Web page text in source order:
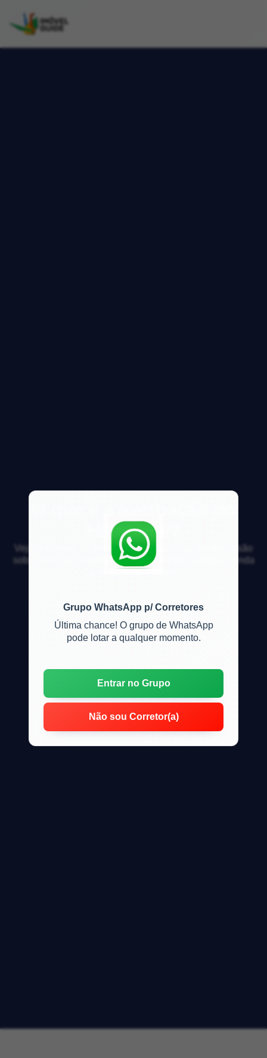
Grupo WhatsApp p/ Corretores
Última chance! O grupo de WhatsApp
pode lotar a qualquer momento.
Entrar no Grupo
Não sou Corretor(a)
Habite-se?
Veja respostas de especialistas e participe da discussão
sobre mercado imobiliário, financiamento, compra, venda
e locação de imóveis